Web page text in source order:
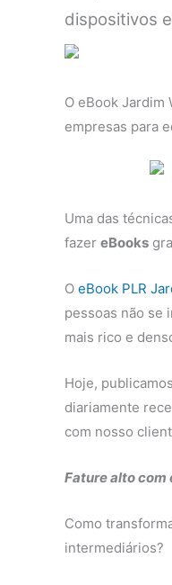
dispositivos
O eBook Jardim
empresas para
Uma das
fazer eBooks
O eBook PLR
pessoas não se
mais rico e
Hoje,
diariamente
com nosso
Fature alto com
Como
intermediários?